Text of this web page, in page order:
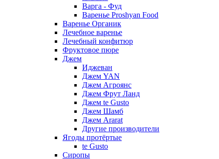
Варга - Фуд
Варенье Proshyan Food
Варенье Органик
Лечебное варенье
Лечебный конфитюр
Фруктовое пюре
Джем
Иджеван
Джем YAN
Джем Агроянс
Джем Фрут Ланд
Джем te Gusto
Джем Шамб
Джем Ararat
Другие производители
Ягоды протёртые
te Gusto
Сиропы